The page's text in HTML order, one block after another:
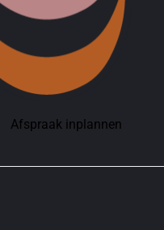
Afspraak inplannen